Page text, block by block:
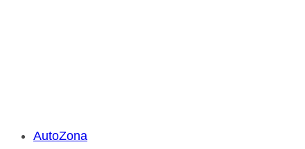
AutoZona